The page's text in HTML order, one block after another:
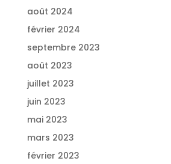
août 2024
février 2024
septembre 2023
août 2023
juillet 2023
juin 2023
mai 2023
mars 2023
février 2023